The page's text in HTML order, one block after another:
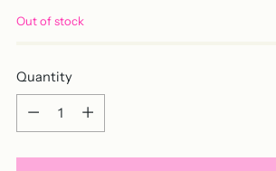
Out of stock
Quantity
Quantity